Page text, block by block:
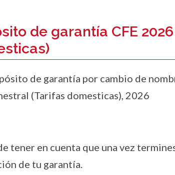
de garantía CFE
de garantía por cambio de
(Tarifas domesticas), 2026
tener en cuenta que una vez
de tu garantía.